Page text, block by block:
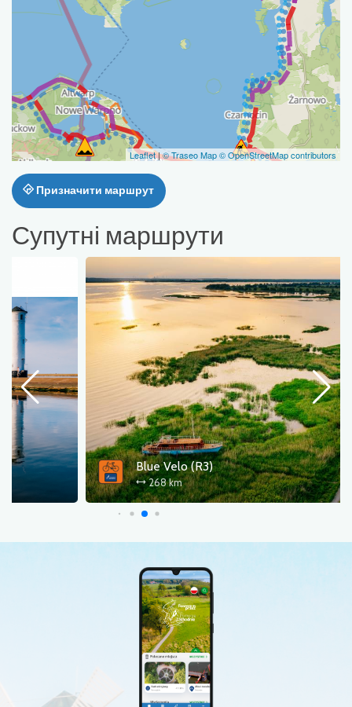
Leaflet|© Traseo Map© OpenStreetMap contributors
Призначити маршрут
Супутні маршрути
Blue Velo (R3)
268 km